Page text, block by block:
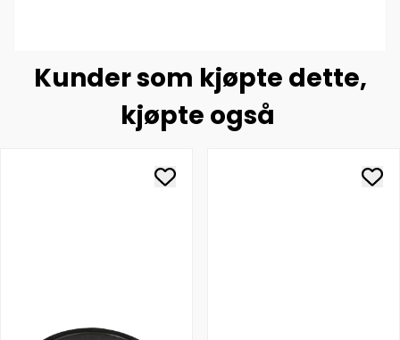
Kunder som kjøpte dette,
kjøpte også